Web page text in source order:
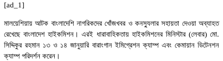
[ad_1]
মালয়েশিয়ায় আটক বাংলাদেশি নাগরিকদের খোঁজখবর ও কনস্যুলার সহায়তা দেওয়া অব্যাহত
রেখেছে বাংলাদেশ হাইকমিশন। এরই ধারাবাহিকতায় হাইকমিশনের মিনিস্টার (লেবার) মো.
সিদ্দিকুর রহমান ১৩ ও ১৪ জানুয়ারি বারাংগান ইমিগ্রেশন ক্যাম্প এবং কেমায়ান ডিটেনশন
ক্যাম্প পরিদর্শন করেন।